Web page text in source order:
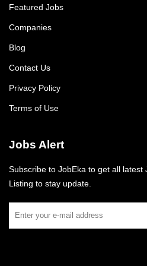
Featured Jobs
Companies
Blog
Contact Us
Privacy Policy
Terms of Use
Jobs Alert
Subscribe to JobEka to get all latest
Listing to stay update.